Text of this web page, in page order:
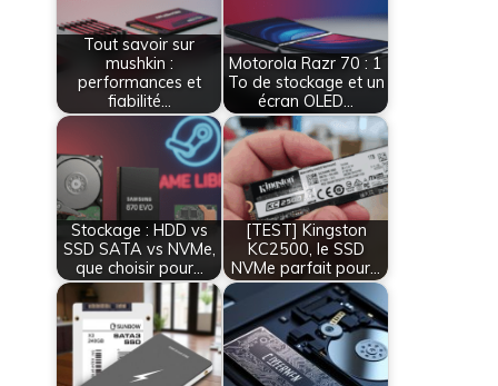
Tout savoir sur
mushkin :
performances et
fiabilité…
Motorola Razr 70 : 1
To de stockage et un
écran OLED…
Stockage : HDD vs
SSD SATA vs NVMe,
que choisir pour…
[TEST] Kingston
KC2500, le SSD
NVMe parfait pour…